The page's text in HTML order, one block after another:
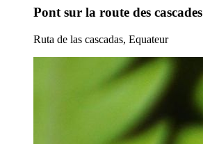
Pont sur la route des cascades
Ruta de las cascadas, Equateur